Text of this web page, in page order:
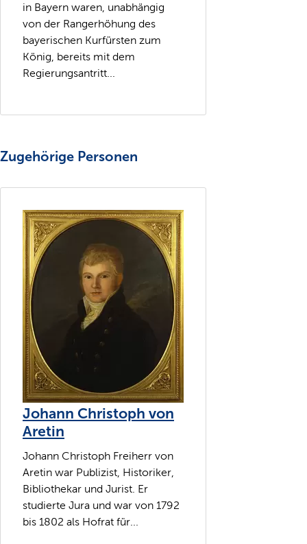
in Bayern waren, unabhängig
von der Rangerhöhung des
bayerischen Kurfürsten zum
König, bereits mit dem
Regierungsantritt...
Zugehörige Personen
Johann Christoph von
Aretin
Johann Christoph Freiherr von
Aretin war Publizist, Historiker,
Bibliothekar und Jurist. Er
studierte Jura und war von 1792
bis 1802 als Hofrat für...